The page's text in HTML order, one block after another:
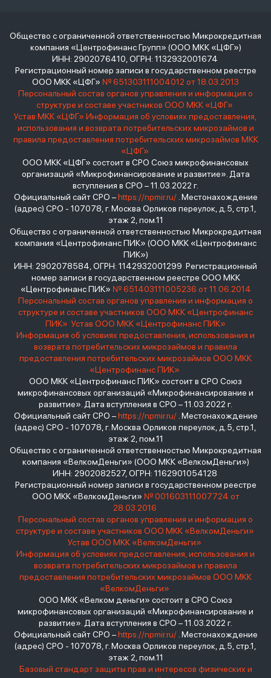
Общество с ограниченной ответственностью Микрокредитная
компания «Центрофинанс Групп» (ООО МКК «ЦФГ»)
ИНН: 2902076410, ОГРН: 1132932001674
Регистрационный номер записи в государственном реестре
ООО МКК «ЦФГ» № 651303111004012 от 18.03.2013
Персональный состав органов управления и информация о
структуре и составе участников ООО МКК «ЦФГ»
Устав МКК «ЦФГ» Информация об условиях предоставления,
использования и возврата потребительских микрозаймов и
правила предоставления потребительских микрозаймов МКК
«ЦФГ»
ООО МКК «ЦФГ» состоит в СРО Союз микрофинансовых
организаций «Микрофинансирование и развитие». Дата
вступления в СРО – 11.03.2022 г.
Официальный сайт СРО –https://npmir.ru/. Местонахождение
(адрес) СРО - 107078, г. Москва Орликов переулок, д.5, стр.1,
этаж 2, пом.11
Общество с ограниченной ответственностью Микрокредитная
компания «Центрофинанс ПИК» (ООО МКК «Центрофинанс
ПИК»)
ИНН: 2902078584, ОГРН: 1142932001299 Регистрационный
номер записи в государственном реестре ООО МКК
«Центрофинанс ПИК» № 651403111005236 от 11.06.2014
Персональный состав органов управления и информация о
структуре и составе участников ООО МКК «Центрофинанс
ПИК» Устав ООО МКК «Центрофинанс ПИК»
Информация об условиях предоставления, использования и
возврата потребительских микрозаймов и правила
предоставления потребительских микрозаймов ООО МКК
«Центрофинанс ПИК»
ООО МКК «Центрофинанс ПИК» состоит в СРО Союз
микрофинансовых организаций «Микрофинансирование и
развитие». Дата вступления в СРО – 11.03.2022 г.
Официальный сайт СРО –https://npmir.ru/. Местонахождение
(адрес) СРО - 107078, г. Москва Орликов переулок, д.5, стр.1,
этаж 2, пом.11
Общество с ограниченной ответственностью Микрокредитная
компания «ВелкомДеньги» (ООО МКК «ВелкомДеньги»)
ИНН: 2902082527, ОГРН: 1162901054128
Регистрационный номер записи в государственном реестре
ООО МКК «ВелкомДеньги» № 001603111007724 от
28.03.2016
Персональный состав органов управления и информация о
структуре и составе участников ООО МКК «ВелкомДеньги»
Устав ООО МКК «ВелкомДеньги»
Информация об условиях предоставления, использования и
возврата потребительских микрозаймов и правила
предоставления потребительских микрозаймов ООО МКК
«ВелкомДеньги»
ООО МКК «Велком деньги» состоит в СРО Союз
микрофинансовых организаций «Микрофинансирование и
развитие». Дата вступления в СРО – 11.03.2022 г.
Официальный сайт СРО –https://npmir.ru/. Местонахождение
(адрес) СРО - 107078, г. Москва Орликов переулок, д.5, стр.1,
этаж 2, пом.11
Базовый стандарт защиты прав и интересов физических и